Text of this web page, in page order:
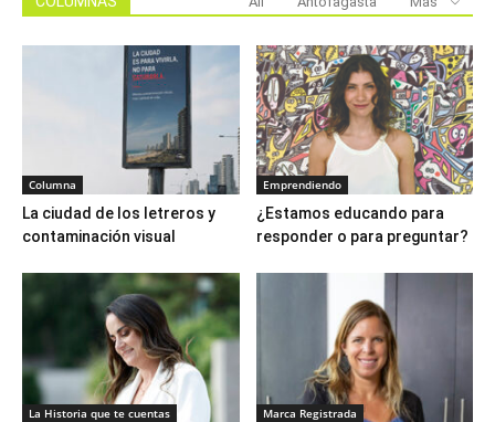
Columna
La ciudad de los letreros y
contaminación visual
Emprendiendo
¿Estamos educando para
responder o para preguntar?
La Historia que te cuentas Marca Registrada